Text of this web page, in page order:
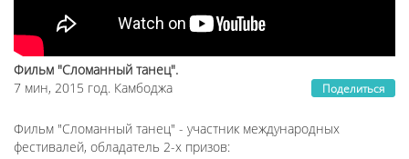
Поделиться
Фильм "Сломанный танец".
7 мин, 2015 год. Камбоджа
Фильм "Сломанный танец" - участник международных
фестивалей, обладатель 2-х призов: